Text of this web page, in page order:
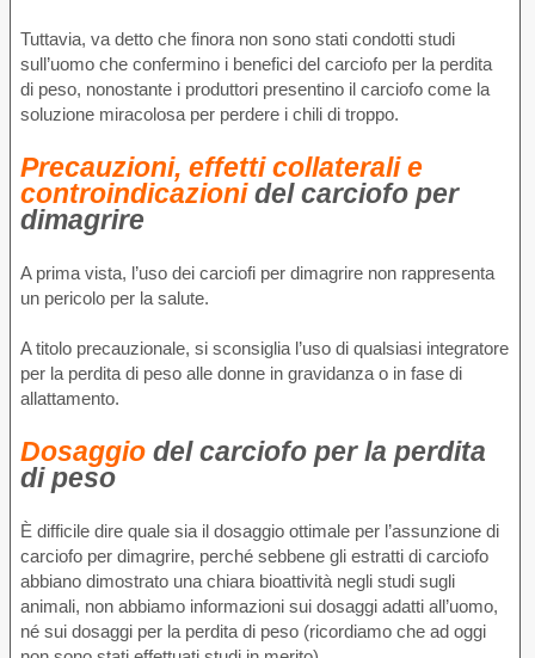
Tuttavia, va detto che finora non sono stati condotti studi
sull’uomo che confermino i benefici del carciofo per la perdita
di peso, nonostante i produttori presentino il carciofo come la
soluzione miracolosa per perdere i chili di troppo.
Precauzioni, effetti collaterali e
controindicazionidel carciofo per
dimagrire
A prima vista, l’uso dei carciofi per dimagrire non rappresenta
un pericolo per la salute.
A titolo precauzionale, si sconsiglia l’uso di qualsiasi integratore
per la perdita di peso alle donne in gravidanza o in fase di
allattamento.
Dosaggio del carciofo per la perdita
di peso
È difficile dire quale sia il dosaggio ottimale per l’assunzione di
carciofo per dimagrire, perché sebbene gli estratti di carciofo
abbiano dimostrato una chiara bioattività negli studi sugli
animali, non abbiamo informazioni sui dosaggi adatti all’uomo,
né sui dosaggi per la perdita di peso (ricordiamo che ad oggi